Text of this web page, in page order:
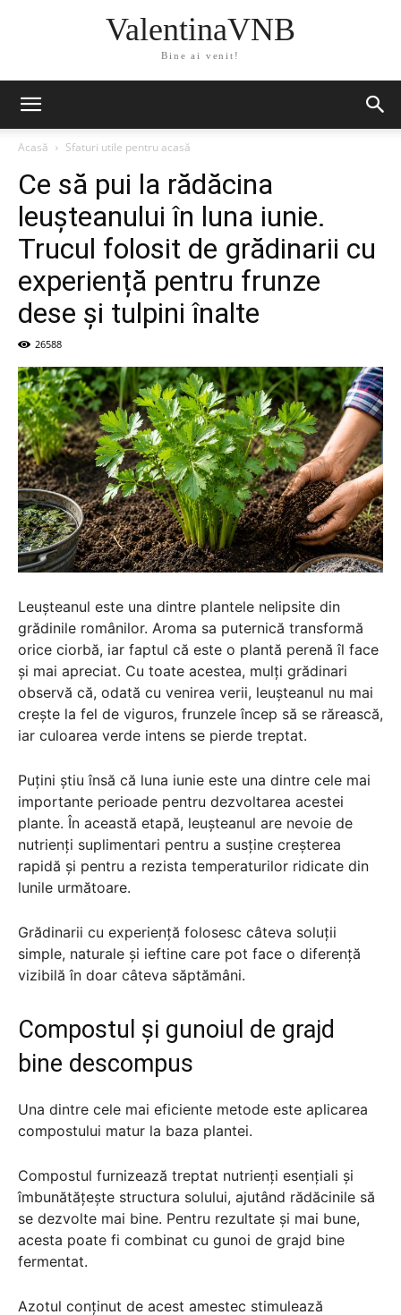
ValentinaVNB
Bine ai venit!
Acasă Sfaturi utile pentru acasă
Ce să pui la rădăcina
leușteanului în luna iunie.
Trucul folosit de grădinarii cu
experiență pentru frunze
dese și tulpini înalte
26588
Leușteanul este una dintre plantele nelipsite din
grădinile românilor. Aroma sa puternică transformă
orice ciorbă, iar faptul că este o plantă perenă îl face
și mai apreciat. Cu toate acestea, mulți grădinari
observă că, odată cu venirea verii, leușteanul nu mai
crește la fel de viguros, frunzele încep să se rărească,
iar culoarea verde intens se pierde treptat.
Puțini știu însă că luna iunie este una dintre cele mai
importante perioade pentru dezvoltarea acestei
plante. În această etapă, leușteanul are nevoie de
nutrienți suplimentari pentru a susține creșterea
rapidă și pentru a rezista temperaturilor ridicate din
lunile următoare.
Grădinarii cu experiență folosesc câteva soluții
simple, naturale și ieftine care pot face o diferență
vizibilă în doar câteva săptămâni.
Compostul și gunoiul de grajd
bine descompus
Una dintre cele mai eficiente metode este aplicarea
compostului matur la baza plantei.
Compostul furnizează treptat nutrienți esențiali și
îmbunătățește structura solului, ajutând rădăcinile să
se dezvolte mai bine. Pentru rezultate și mai bune,
acesta poate fi combinat cu gunoi de grajd bine
fermentat.
Azotul conținut de acest amestec stimulează